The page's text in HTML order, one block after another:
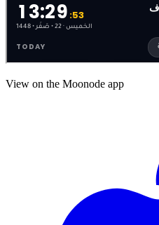
View on the Moonode app